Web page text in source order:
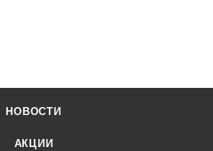
НОВОСТИ
АКЦИИ